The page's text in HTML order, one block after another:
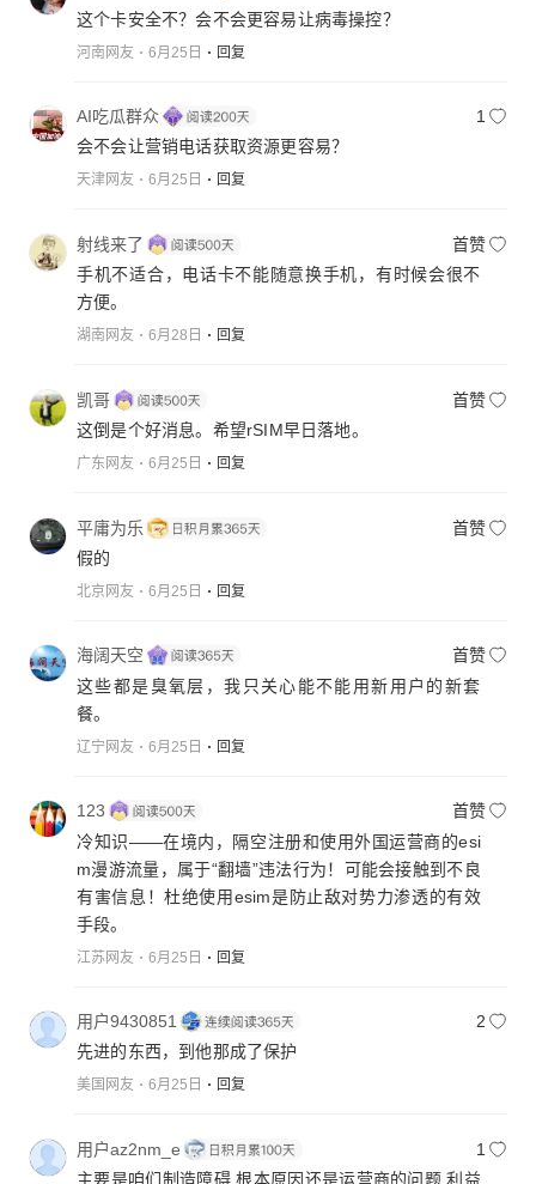
这个卡安全不？会不会更容易让病毒操控？
河南网友 6月25日 回复
AI吃瓜群众
1
会不会让营销电话获取资源更容易？
天津网友 6月25日 回复
射线来了
首赞
手机不适合，电话卡不能随意换手机，有时候会很不
方便。
湖南网友 6月28日 回复
凯哥
首赞
这倒是个好消息。希望rSIM早日落地。
广东网友 6月25日 回复
平庸为乐
首赞
假的
北京网友 6月25日 回复
海阔天空
首赞
这些都是臭氧层，我只关心能不能用新用户的新套
餐。
辽宁网友 6月25日 回复
123
首赞
冷知识——在境内，隔空注册和使用外国运营商的esi
m漫游流量，属于“翻墙”违法行为！可能会接触到不良
有害信息！杜绝使用esim是防止敌对势力渗透的有效
手段。
江苏网友 6月25日 回复
用户9430851
2
先进的东西，到他那成了保护
美国网友 6月25日 回复
用户az2nm_e
1
主要是咱们制造障碍 根本原因还是运营商的问题 利益